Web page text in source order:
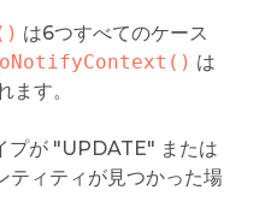
は6つすべてのケース
は
す。
プが "UPDATE" または
ィティが見つかった場